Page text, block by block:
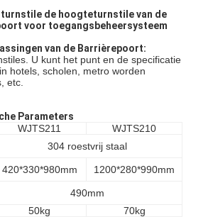
de hoogteturnstile van de
voor toegangsbeheersysteem
van de Barrièrepoort:
U kunt het punt en de specificatie
hotels, scholen, metro worden
etc.
Parameters
WJTS211
WJTS210
304 roestvrij staal
420*330*980mm
1200*280*990mm
490mm
50kg 70kg